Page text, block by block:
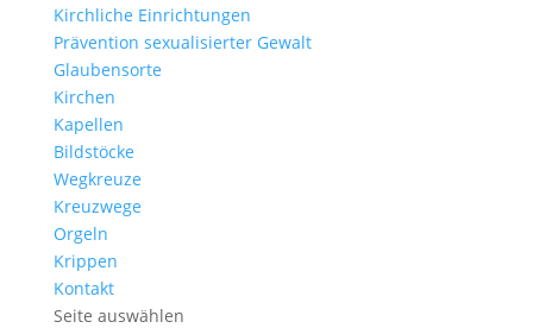
Kirch­liche Einrichtungen
Präven­tion sexua­li­sierter Gewalt
Glau­ben­s­orte
Kirchen
Kapellen
Bild­stöcke
Wegkreuze
Kreuz­wege
Orgeln
Krippen
Kontakt
Seite auswählen